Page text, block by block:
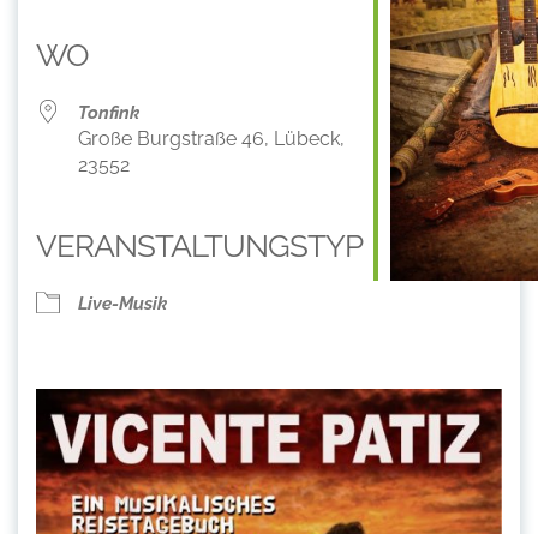
Outlook Live
WO
Tonfink
Große Burgstraße 46, Lübeck,
23552
VERANSTALTUNGSTYP
Live-Musik